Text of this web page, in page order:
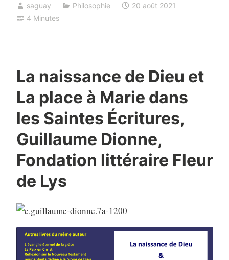
saguay Philosophie
20 août 2021
4 Minutes
La naissance de Dieu et
La place à Marie dans
les Saintes Écritures,
Guillaume Dionne,
Fondation littéraire Fleur
de Lys